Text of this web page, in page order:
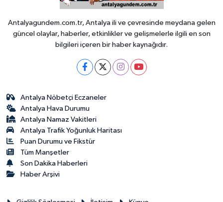
Antalyagundem.com.tr, Antalya ili ve çevresinde meydana gelen
güncel olaylar, haberler, etkinlikler ve gelişmelerle ilgili en son
bilgileri içeren bir haber kaynağıdır.
Antalya Nöbetçi Eczaneler
Antalya Hava Durumu
Antalya Namaz Vakitleri
Antalya Trafik Yoğunluk Haritası
Puan Durumu ve Fikstür
Tüm Manşetler
Son Dakika Haberleri
Haber Arşivi